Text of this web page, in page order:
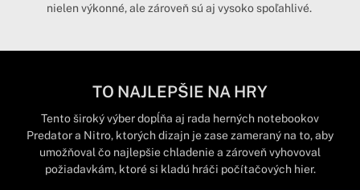
nielen výkonné, ale zároveň sú aj vysoko spoľahlivé.
TO NAJLEPŠIE NA HRY
Tento široký výber dopĺňa aj rada herných notebookov
Predator a Nitro, ktorých dizajn je zase zameraný na to, aby
umožňoval čo najlepšie chladenie a zároveň vyhovoval
požiadavkám, ktoré si kladú hráči počítačových hier.